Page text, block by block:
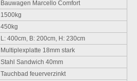
Bauwagen Marcello Comfort
1500kg
450kg
L: 400cm, B: 200cm, H: 230cm
Multiplexplatte 18mm stark
Stahl Sandwich 40mm
Tauchbad feuerverzinkt